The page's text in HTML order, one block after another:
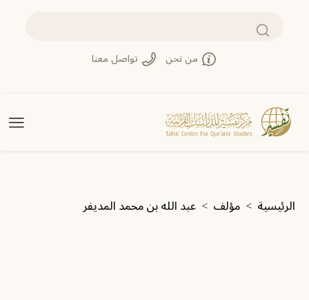
بحث
من نحن تواصل معنا
مسار التنقل
الرئيسية مؤلف عبد الله بن محمد المديفر